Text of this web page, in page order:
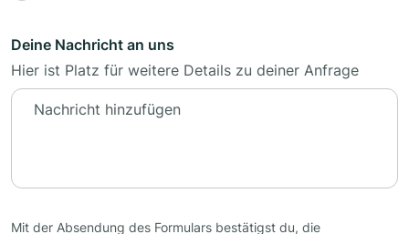
Deine Nachricht an uns
Hier ist Platz für weitere Details zu deiner Anfrage
Mit der Absendung des Formulars bestätigst du, die